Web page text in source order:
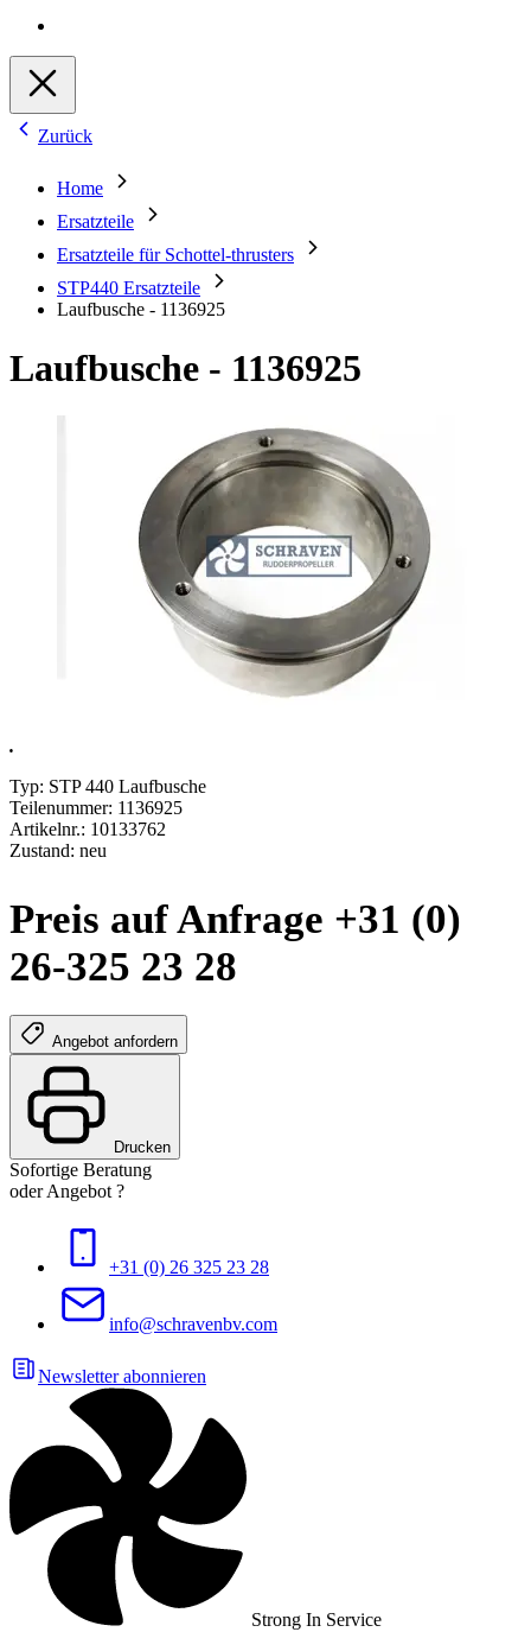
Zurück
Home
Ersatzteile
Ersatzteile für Schottel-thrusters
STP440 Ersatzteile
Laufbusche - 1136925
Laufbusche - 1136925
.
Typ: STP 440 Laufbusche
Teilenummer: 1136925
Artikelnr.: 10133762
Zustand: neu
Preis auf Anfrage +31 (0)
26-325 23 28
Angebot anfordern
Drucken
Sofortige Beratung
oder Angebot ?
+31 (0) 26 325 23 28
info@schravenbv.com
Newsletter abonnieren
Strong In Service